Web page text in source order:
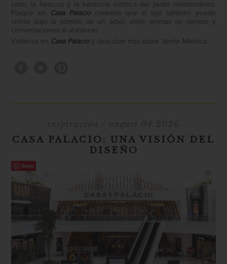
color, la frescura y la herencia estética del jardín mediterráneo.
Porque en
Casa Palaciocreemos que el lujo también puede
vivirse bajo la sombra de un árbol, entre aromas de romero y
conversaciones al atardecer.
Visítanos en Casa Palacioy descubre más sobre Verde Maiolica
CASA PALACIO: UNA VISIÓN DEL
DISEÑO
Save